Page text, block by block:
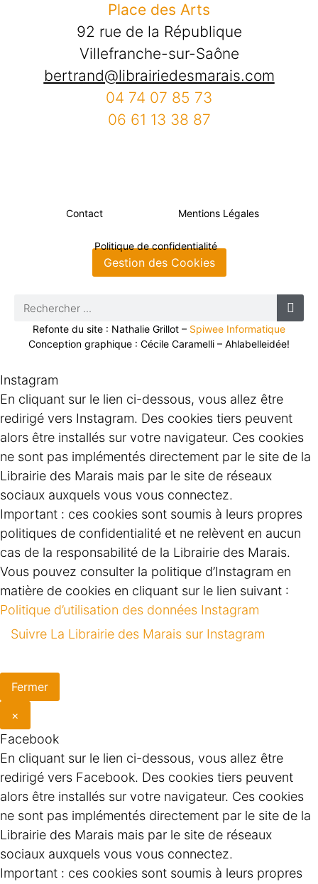
Place des Arts
92 rue de la République
Villefranche-sur-Saône
bertrand@librairiedesmarais.com
04 74 07 85 73
06 61 13 38 87
Contact Mentions Légales
Politique de confidentialité
Gestion des Cookies
Refonte du site : Nathalie Grillot – Spiwee Informatique
Conception graphique : Cécile Caramelli – Ahlabelleidée!
Instagram
En cliquant sur le lien ci-dessous, vous allez être
redirigé vers Instagram. Des cookies tiers peuvent
alors être installés sur votre navigateur. Ces cookies
ne sont pas implémentés directement par le site de la
Librairie des Marais mais par le site de réseaux
sociaux auxquels vous vous connectez.
Important : ces cookies sont soumis à leurs propres
politiques de confidentialité et ne relèvent en aucun
cas de la responsabilité de la Librairie des Marais.
Vous pouvez consulter la politique d’Instagram en
matière de cookies en cliquant sur le lien suivant :
Politique d’utilisation des données Instagram
Suivre La Librairie des Marais sur Instagram
Fermer
×
Facebook
En cliquant sur le lien ci-dessous, vous allez être
redirigé vers Facebook. Des cookies tiers peuvent
alors être installés sur votre navigateur. Ces cookies
ne sont pas implémentés directement par le site de la
Librairie des Marais mais par le site de réseaux
sociaux auxquels vous vous connectez.
Important : ces cookies sont soumis à leurs propres